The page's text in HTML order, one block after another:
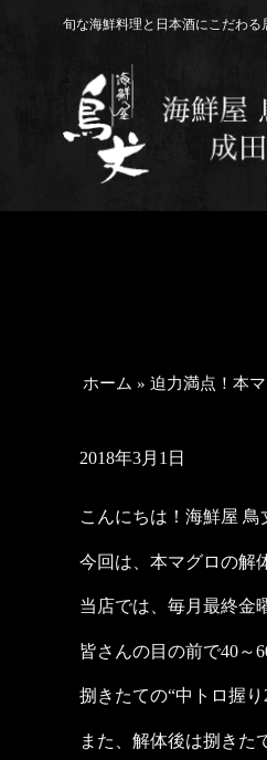
旬な海鮮料理と日本酒にこだわ
ホーム » 迫力満点！本
2018年3月1日
こんにちは！海鮮屋 鳥
今回は、本マグロの解
当店では、毎月最終金
皆さんの目の前で40～
捌きたての“中トロ握
また、解体後は捌きた